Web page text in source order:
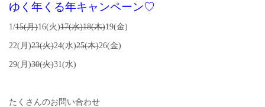
ゆく年くる年キャンペーン♡
1/15(月)16(火)17(水)18(木)19(金)
22(月)23(火)24(水)25(木)26(金)
29(月)30(火)31(水)
たくさんのお問い合わせ